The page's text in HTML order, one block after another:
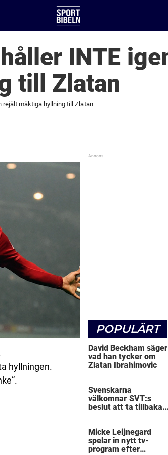
INTE
till Zlatan
rejält mäktiga hyllning till Zlatan
hyllningen.
POPULÄRT
David Beckham säger
vad han tycker om
Zlatan Ibrahimovic
Svenskarna
välkomnar SVT:s
beslut att ta tillbaka
Micke Leijnegard
spelar in nytt tv-
program efter